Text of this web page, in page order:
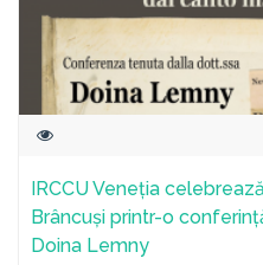
IRCCU Veneția
Brâncuși printr-o
Doina Lemny